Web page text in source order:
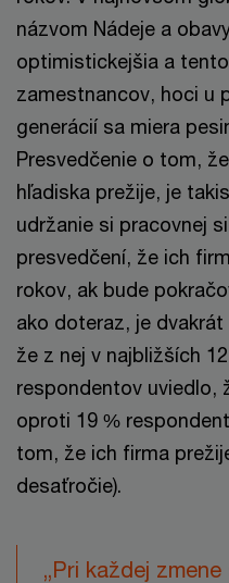
názvom Nádeje a
optimistickejšia a
zamestnancov, hoci u
generácií sa miera
Presvedčenie o tom,
hľadiska prežije, je
udržanie si pracovnej
presvedčení, že ich
rokov, ak bude
ako doteraz, je
že z nej v najbližších
respondentov uviedlo,
oproti 19 %
tom, že ich firma
desaťročie).
„Pri každej